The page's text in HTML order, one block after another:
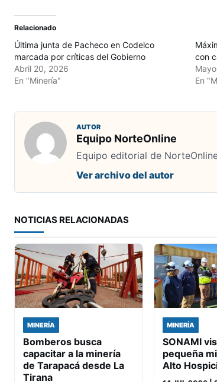
Relacionado
Última junta de Pacheco en Codelco
marcada por críticas del Gobierno
Abril 20, 2026
En "Minería"
con
En
AUTOR
Equipo NorteOnline
Equipo editorial de
Ver archivo del autor
NOTICIAS RELACIONADAS
MINERÍA
Bomberos busca
capacitar a la minería
de Tarapacá desde La
Tirana
MINERÍA
SONAMI
pequeña
Alto